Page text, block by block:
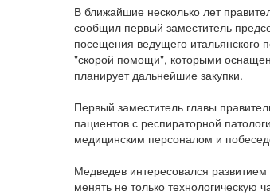
В ближайшие несколько лет
сообщил первый заместитель
посещения ведущего итальянского
"скорой помощи", которыми
планирует дальнейшие закупки.
Первый заместитель главы
пациентов с респираторной
медицинским персоналом и
Медведев интересовался
менять не только технологическую